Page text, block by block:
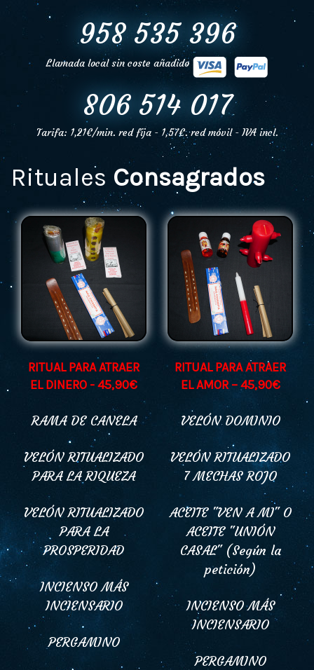
958 535 396
Llamada local sin coste añadido
806 514 017
Tarifa: 1,21€/min. red fija - 1,57€. red móvil - IVA incl.
Rituales Consagrados
RITUAL PARA ATRAER
EL DINERO - 45,90€
RAMA DE CANELA
VELÓN RITUALIZADO
PARA LA RIQUEZA
VELÓN RITUALIZADO
PARA LA
PROSPERIDAD
INCIENSO MÁS
INCIENSARIO
PERGAMINO
RITUAL PARA ATRAER
EL AMOR – 45,90€
VELÓN DOMINIO
VELÓN RITUALIZADO
7 MECHAS ROJO
ACEITE "VEN A MI" O
ACEITE "UNIÓN
CASAL" (Según la
petición)
INCIENSO MÁS
INCIENSARIO
PERGAMINO